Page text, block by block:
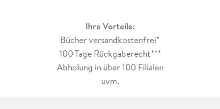
Ihre Vorteile:
Bücher versandkostenfrei*
100 Tage Rückgaberecht***
Abholung in über 100 Filialen
uvm.